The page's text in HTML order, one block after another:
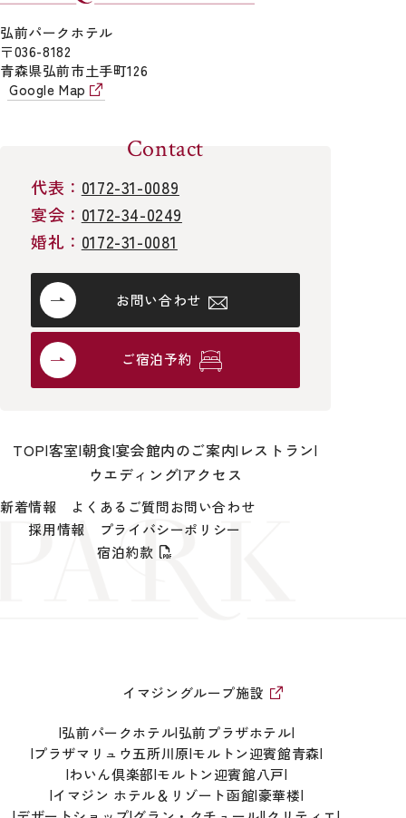
弘前パークホテル
〒036-8182
青森県弘前市土手町126
Google Map
Contact
代表： 0172-31-0089
宴会： 0172-34-0249
婚礼： 0172-31-0081
お問い合わせ
ご宿泊予約
TOP客室 朝食 宴会館内のご案内 レストラン
ウエディング アクセス
新着情報 よくあるご質問お問い合わせ
採用情報
プライバシーポリシー
宿泊約款
イマジングループ施設
弘前パークホテル 弘前プラザホテル
プラザマリュウ五所川原 モルトン迎賓館青森
わいん倶楽部 モルトン迎賓館八戸
イマジン ホテル＆リゾート函館豪華楼
館内のご案内 レストラン
よくあるご質問
お問い合わせ
採用情報 プライバシーポリシー